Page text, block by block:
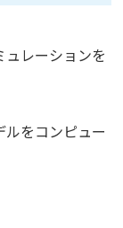
レーションを
をコンピュー